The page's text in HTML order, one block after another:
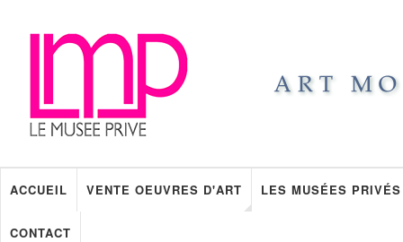
ACCUEIL VENTE OEUVRES D'ART LES MUSÉES PRIVÉS
CONTACT